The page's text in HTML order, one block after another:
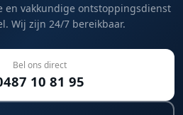
en vakkundige ontstoppingsdienst
Wij zijn 24/7 bereikbaar.
Bel ons direct
10 81 95